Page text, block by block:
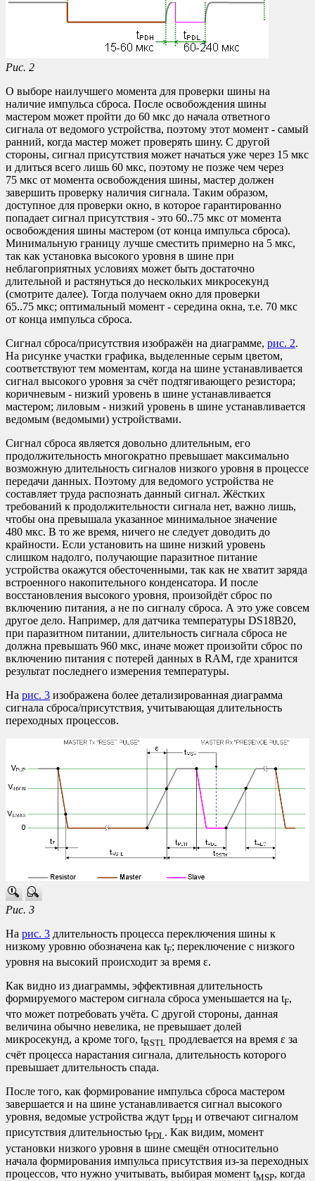
Рис. 2
О выборе наилучшего момента для проверки шины на
наличие импульса сброса. После освобождения шины
мастером может пройти до 60 мкс до начала ответного
сигнала от ведомого устройства, поэтому этот момент - самый
ранний, когда мастер может проверять шину. С другой
стороны, сигнал присутствия может начаться уже через 15 мкс
и длиться всего лишь 60 мкс, поэтому не позже чем через
75 мкс от момента освобождения шины, мастер должен
завершить проверку наличия сигнала. Таким образом,
доступное для проверки окно, в которое гарантированно
попадает сигнал присутствия - это 60..75 мкс от момента
освобождения шины мастером (от конца импульса сброса).
Минимальную границу лучше сместить примерно на 5 мкс,
так как установка высокого уровня в шине при
неблагоприятных условиях может быть достаточно
длительной и растянуться до нескольких микросекунд
(смотрите далее). Тогда получаем окно для проверки
65..75 мкс; оптимальный момент - середина окна, т.е. 70 мкс
от конца импульса сброса.
Сигнал сброса/присутствия изображён на диаграмме, рис. 2.
На рисунке участки графика, выделенные серым цветом,
соответствуют тем моментам, когда на шине устанавливается
сигнал высокого уровня за счёт подтягивающего резистора;
коричневым - низкий уровень в шине устанавливается
мастером; лиловым - низкий уровень в шине устанавливается
ведомым (ведомыми) устройствами.
Сигнал сброса является довольно длительным, его
продолжительность многократно превышает максимально
возможную длительность сигналов низкого уровня в процессе
передачи данных. Поэтому для ведомого устройства не
составляет труда распознать данный сигнал. Жёстких
требований к продолжительности сигнала нет, важно лишь,
чтобы она превышала указанное минимальное значение
480 мкс. В то же время, ничего не следует доводить до
крайности. Если установить на шине низкий уровень
слишком надолго, получающие паразитное питание
устройства окажутся обесточенными, так как не хватит заряда
встроенного накопительного конденсатора. И после
восстановления высокого уровня, произойдёт сброс по
включению питания, а не по сигналу сброса. А это уже совсем
другое дело. Например, для датчика температуры DS18B20,
при паразитном питании, длительность сигнала сброса не
должна превышать 960 мкс, иначе может произойти сброс по
включению питания с потерей данных в RAM, где хранится
результат последнего измерения температуры.
На рис. 3 изображена более детализированная диаграмма
сигнала сброса/присутствия, учитывающая длительность
переходных процессов.
Рис. 3
На рис. 3 длительность процесса переключения шины к
низкому уровню обозначена как tF; переключение с низкого
уровня на высокий происходит за время ε.
Как видно из диаграммы, эффективная длительность
формируемого мастером сигнала сброса уменьшается на tF,
что может потребовать учёта. С другой стороны, данная
величина обычно невелика, не превышает долей
микросекунд, а кроме того, tRSTL продлевается на время ε за
счёт процесса нарастания сигнала, длительность которого
превышает длительность спада.
После того, как формирование импульса сброса мастером
завершается и на шине устанавливается сигнал высокого
уровня, ведомые устройства ждут tPDH и отвечают сигналом
присутствия длительностью tPDL. Как видим, момент
установки низкого уровня в шине смещён относительно
начала формирования импульса присутствия из-за переходных
процессов, что нужно учитывать, выбирая момент tMSP, когда